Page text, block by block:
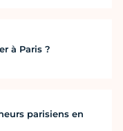
à Paris ?
parisiens en